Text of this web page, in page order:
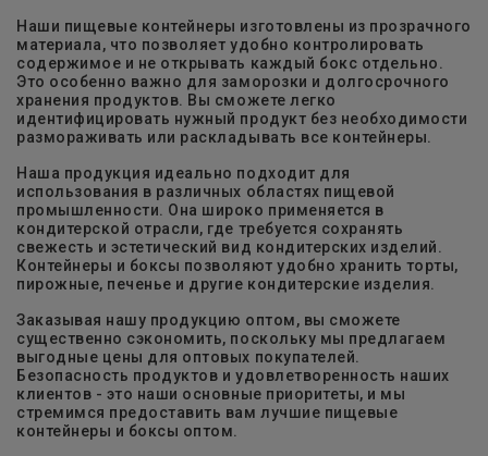
Наши пищевые контейнеры изготовлены из прозрачного
материала, что позволяет удобно контролировать
содержимое и не открывать каждый бокс отдельно.
Это особенно важно для заморозки и долгосрочного
хранения продуктов. Вы сможете легко
идентифицировать нужный продукт без необходимости
размораживать или раскладывать все контейнеры.
Наша продукция идеально подходит для
использования в различных областях пищевой
промышленности. Она широко применяется в
кондитерской отрасли, где требуется сохранять
свежесть и эстетический вид кондитерских изделий.
Контейнеры и боксы позволяют удобно хранить торты,
пирожные, печенье и другие кондитерские изделия.
Заказывая нашу продукцию оптом, вы сможете
существенно сэкономить, поскольку мы предлагаем
выгодные цены для оптовых покупателей.
Безопасность продуктов и удовлетворенность наших
клиентов - это наши основные приоритеты, и мы
стремимся предоставить вам лучшие пищевые
контейнеры и боксы оптом.